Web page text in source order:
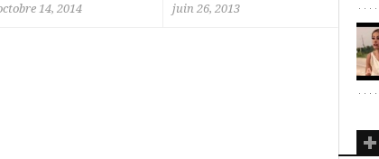
14, 2014 juin 26, 2013